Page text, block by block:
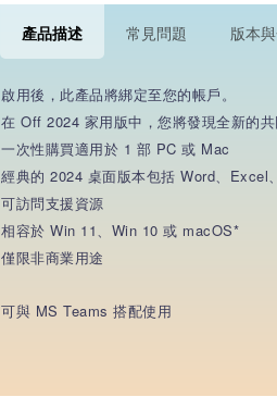
產品描述 常見問題 版本
啟用後，此產品將綁定至您的帳戶。
在 Off 2024 家用版中，您將發現全新的
一次性購買適用於 1 部 PC 或 Mac
經典的 2024 桌面版本包括 Word、Excel
可訪問支援資源
相容於 Win 11、Win 10 或 macOS*
僅限非商業用途
可與 MS Teams 搭配使用